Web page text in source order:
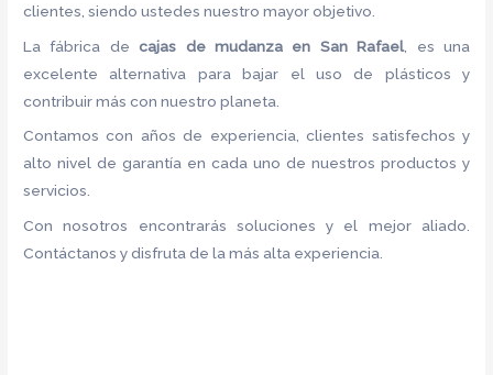
clientes, siendo ustedes nuestro mayor objetivo.
La fábrica decajas de mudanza en San Rafael , es una
excelente alternativa para bajar el uso de plásticos y
contribuir más con nuestro planeta.
Contamos con años de experiencia, clientes satisfechos y
alto nivel de garantía en cada uno de nuestros productos y
servicios.
Con nosotros encontrarás soluciones y el mejor aliado.
Contáctanos y disfruta de la más alta experiencia.